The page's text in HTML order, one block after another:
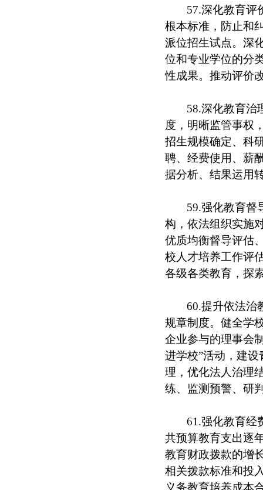
57.深化教育评
根本标准，防止和
派位招生试点。深
位和专业学位的分
性成果。推动评价
58.深化教育治
度，明晰监管事权
招生规模确定、科
聘、经费使用、薪
据分析、结果运用
59.强化教育督
构，依法组织实施
优质均衡督导评估
校人才培养工作评
各级各类教育，探
60.提升依法治
规章制度。健全学
企业参与的理事会
进学校”活动，建
理，优化法人治理
练、监测预警、研
61.强化教育经
共预算教育支出逐
教育财政拨款的增
相关拨款标准和投
义务教育培养成本